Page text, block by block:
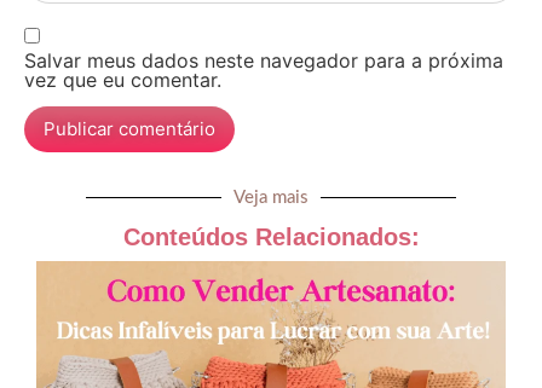
Salvar meus dados neste navegador para a próxima
vez que eu comentar.
Veja mais
Conteúdos Relacionados: